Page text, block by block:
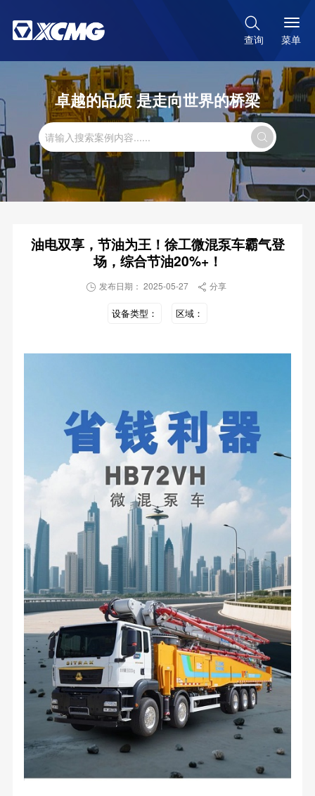

查询 菜单
卓越的品质 是走向世界的桥梁

油电双享，节油为王！徐工微混泵车霸气登
场，综合节油20%+！
 发布日期： 2025-05-27  分享
设备类型： 区域：